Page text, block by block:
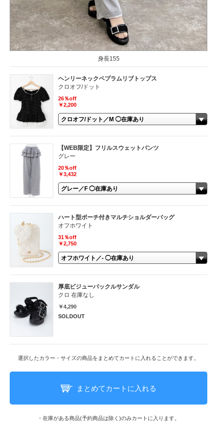
身長155
ヘンリーネックペプラムリブトップス
クロオフ/ドット
26％off
￥2,200
【WEB限定】フリルスウェットパンツ
グレー
20％off
￥3,432
ハート型ポーチ付きマルチショルダーバッグ
オフホワイト
31％off
￥2,750
厚底ビジューバックルサンダル
クロ 在庫なし
￥4,290
SOLDOUT
選択したカラー・サイズの商品をまとめてカートに入れることができます。
まとめてカートに入れる
・在庫がある商品(予約商品は除く)のみカートに入ります。